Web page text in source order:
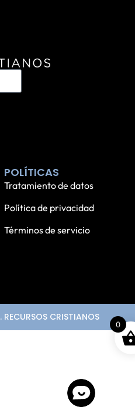
POLÍTICAS
Tratamiento de datos
Política de privacidad
Términos de servicio
CRISTIANOS
0